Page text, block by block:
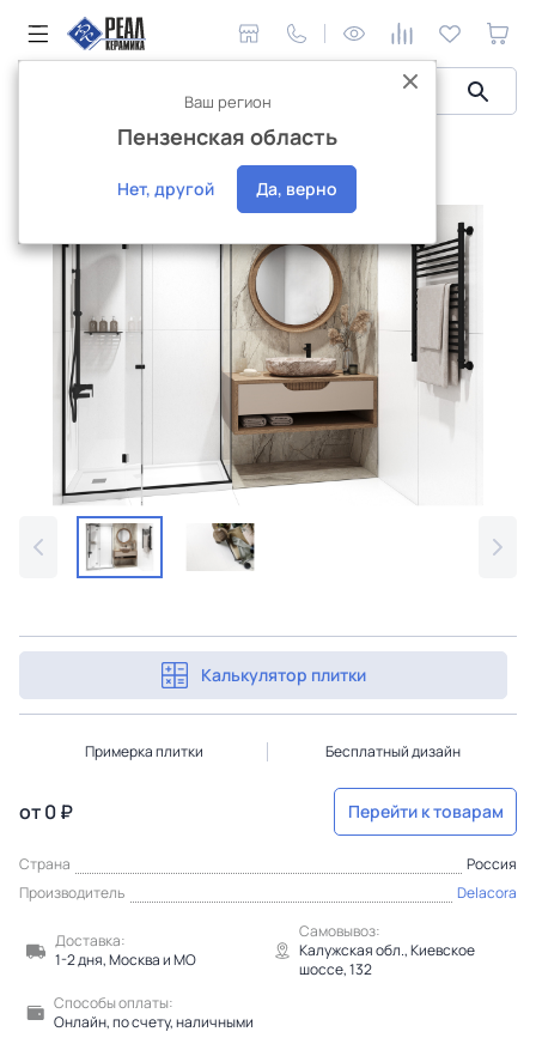
Керамическая плитка Плитка Delacora
Калькулятор плитки
Примерка плитки Бесплатный дизайн
от 0 ₽ Перейти к товарам
Страна
Россия
Производитель
Delacora
Доставка:
1-2 дня, Москва и МО
Самовывоз:
Калужская обл., Киевское
шоссе, 132
Способы оплаты:
Онлайн, по счету, наличными
Ваш регион
Пензенская область
Нет, другой Да, верно